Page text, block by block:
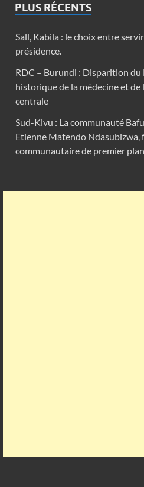
PLUS RÉCENTS
Sall, Kabila : le choix entre
présidence.
RDC – Burundi : Disparition
historique de la médecine et
centrale
Sud-Kivu : La communauté
Etienne Matendo Ndasubizwa,
communautaire de premier plan